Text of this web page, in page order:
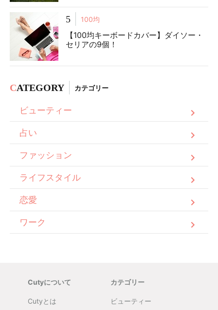
5 100均
【100均キーボードカバー】ダイソー・
セリアの9個！
CATEGORY カテゴリー
ビューティー
占い
ファッション
ライフスタイル
恋愛
ワーク
Cutyについて
Cutyとは
カテゴリー
ビューティー